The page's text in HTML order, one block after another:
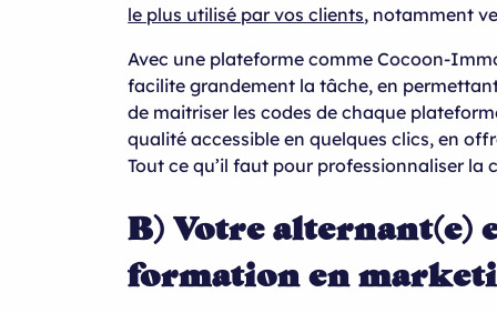
le plus utilisé par vos clients, notamment
Avec une plateforme comme Cocoon-
facilite grandement la tâche, en
de maitriser les codes de chaque
qualité accessible en quelques clics, en
Tout ce qu’il faut pour professionnaliser
B) Votre alternant(e)
formation en